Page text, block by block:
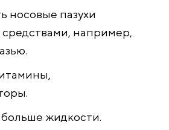
носовые пазухи
например,
жидкости.